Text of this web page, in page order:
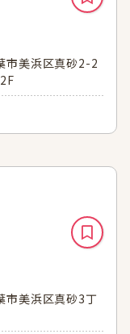
市美浜区真砂2-2
市美浜区真砂3丁